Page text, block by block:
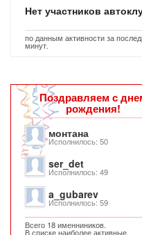
Нет участников
по данным активности за
минут.
Поздравляем с
рождения!
монтана
Исполнилось: 50
ser_det
Исполнилось: 49
a_gubarev
Исполнилось: 59
Всего 18 именниников.
В списке наиболее активные.